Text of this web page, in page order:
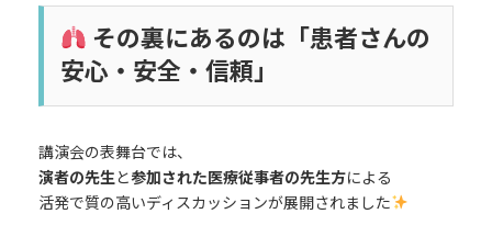
その裏にあるのは「患者さんの
安心・安全・信頼」
講演会の表舞台では、
演者の先生と参加された医療従事者の先生方による
活発で質の高いディスカッションが展開されました